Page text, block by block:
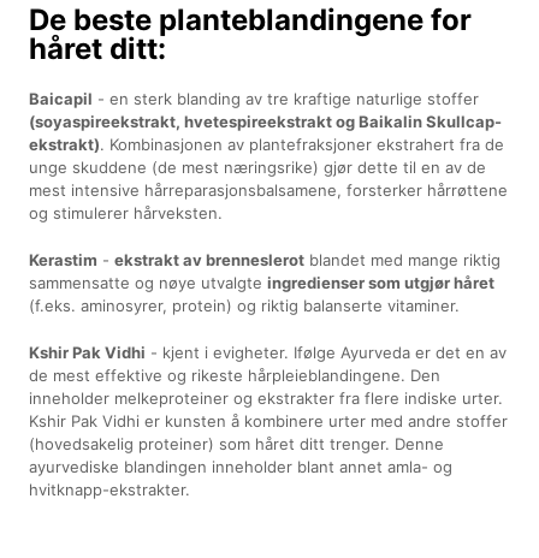
De beste planteblandingene for
håret ditt:
Baicapil - en sterk blanding av tre kraftige naturlige stoffer
(soyaspireekstrakt, hvetespireekstrakt og Baikalin Skullcap-
ekstrakt). Kombinasjonen av plantefraksjoner ekstrahert fra de
unge skuddene (de mest næringsrike) gjør dette til en av de
mest intensive hårreparasjonsbalsamene, forsterker hårrøttene
og stimulerer hårveksten.
Kerastim -ekstrakt av brenneslerot blandet med mange riktig
sammensatte og nøye utvalgteingredienser som utgjør håret
(f.eks. aminosyrer, protein) og riktig balanserte vitaminer.
Kshir Pak Vidhi - kjent i evigheter. Ifølge Ayurveda er det en av
de mest effektive og rikeste hårpleieblandingene. Den
inneholder melkeproteiner og ekstrakter fra flere indiske urter.
Kshir Pak Vidhi er kunsten å kombinere urter med andre stoffer
(hovedsakelig proteiner) som håret ditt trenger. Denne
ayurvediske blandingen inneholder blant annet amla- og
hvitknapp-ekstrakter.